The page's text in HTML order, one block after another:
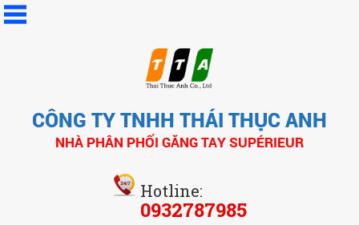
CÔNG TY TNHH THÁI THỤC ANH
NHÀ PHÂN PHỐI GĂNG TAY SUPÉRIEUR
Hotline:
0932787985